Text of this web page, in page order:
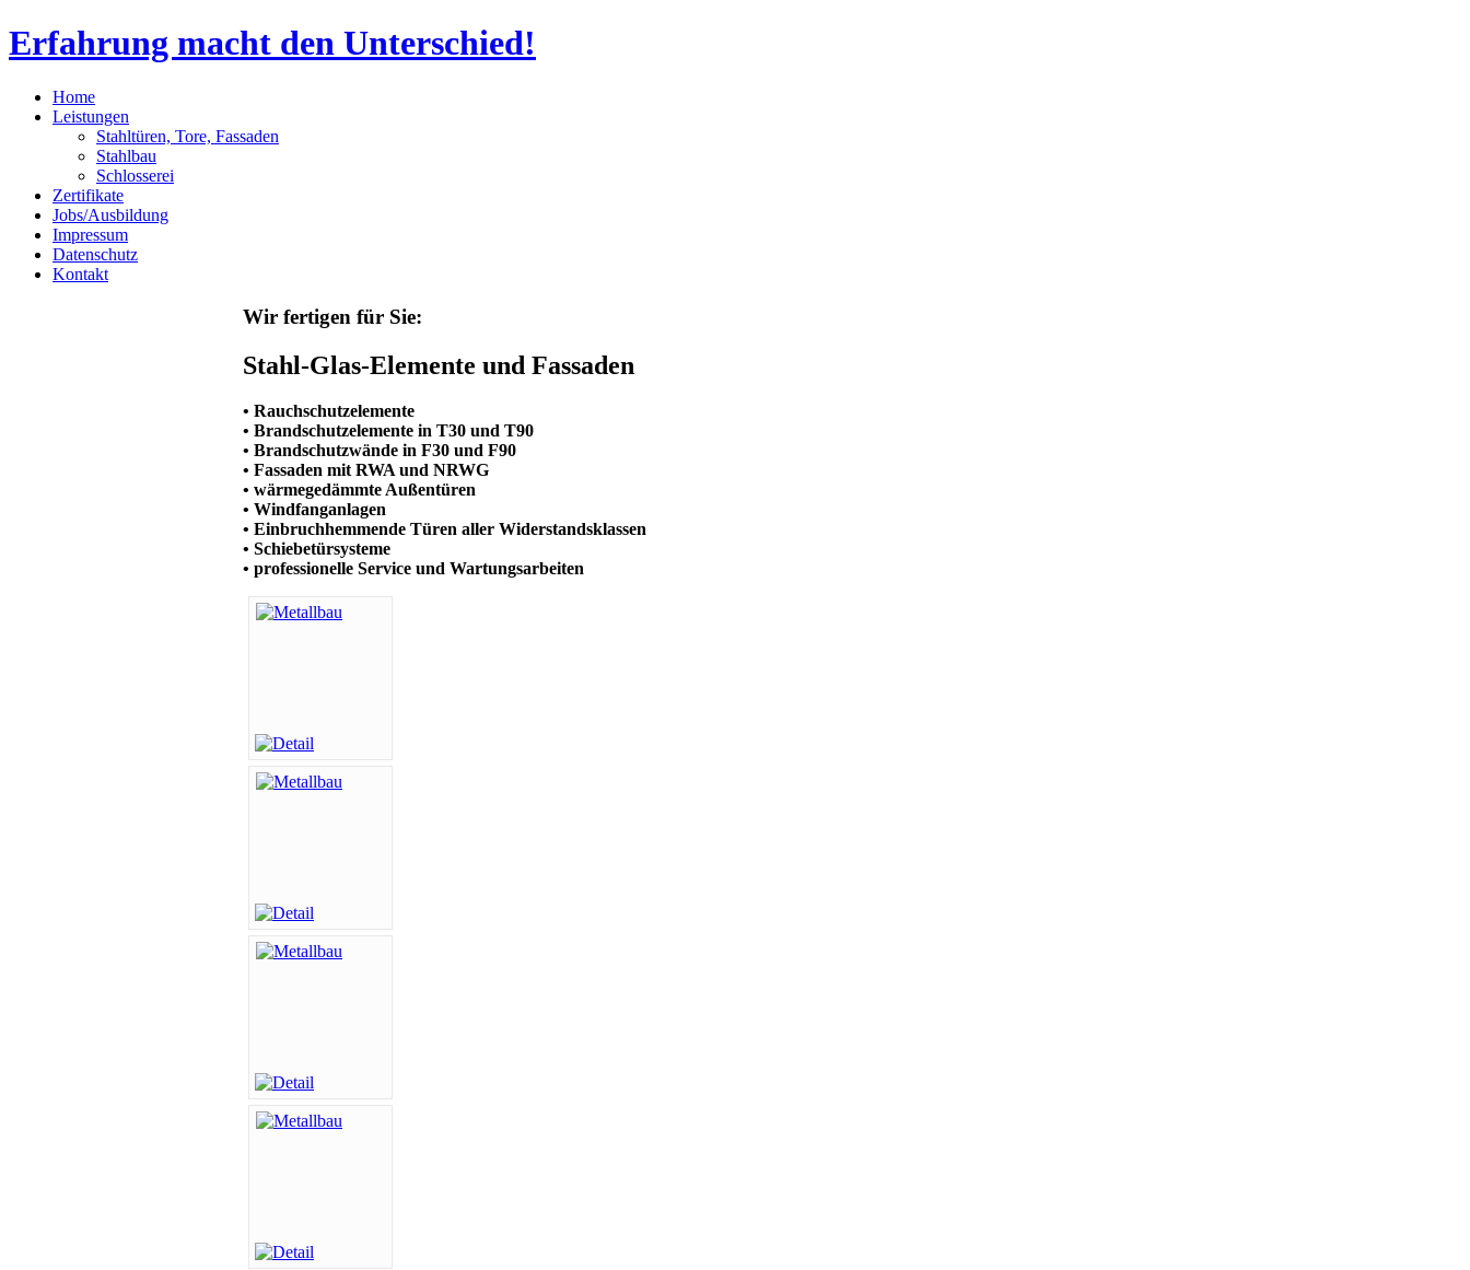
Erfahrung macht den Unterschied!
Home
Leistungen
Stahltüren, Tore, Fassaden
Stahlbau
Schlosserei
Zertifikate
Jobs/Ausbildung
Impressum
Datenschutz
Kontakt
Wir fertigen für Sie:
Stahl-Glas-Elemente und Fassaden
• Rauchschutzelemente
• Brandschutzelemente in T30 und T90
• Brandschutzwände in F30 und F90
• Fassaden mit RWA und NRWG
• wärmegedämmte Außentüren
• Windfanganlagen
• Einbruchhemmende Türen aller Widerstandsklassen
• Schiebetürsysteme
• professionelle Service und Wartungsarbeiten